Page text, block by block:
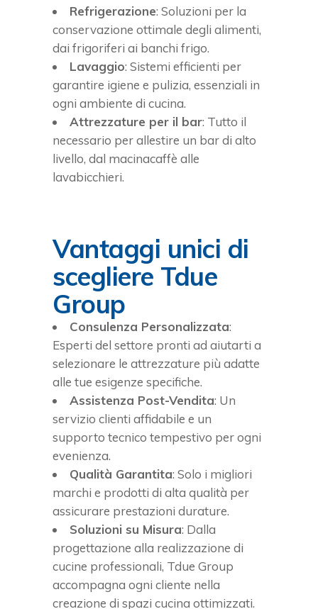
Refrigerazione: Soluzioni per la
conservazione ottimale degli alimenti,
dai frigoriferi ai banchi frigo.
Lavaggio: Sistemi efficienti per
garantire igiene e pulizia, essenziali in
ogni ambiente di cucina.
Attrezzature per il bar: Tutto il
necessario per allestire un bar di alto
livello, dal macinacaffè alle
lavabicchieri.
Vantaggi unici di
scegliere Tdue
Group
Consulenza Personalizzata:
Esperti del settore pronti ad aiutarti a
selezionare le attrezzature più adatte
alle tue esigenze specifiche.
Assistenza Post-Vendita: Un
servizio clienti affidabile e un
supporto tecnico tempestivo per ogni
evenienza.
Qualità Garantita: Solo i migliori
marchi e prodotti di alta qualità per
assicurare prestazioni durature.
Soluzioni su Misura: Dalla
progettazione alla realizzazione di
cucine professionali, Tdue Group
accompagna ogni cliente nella
creazione di spazi cucina ottimizzati.